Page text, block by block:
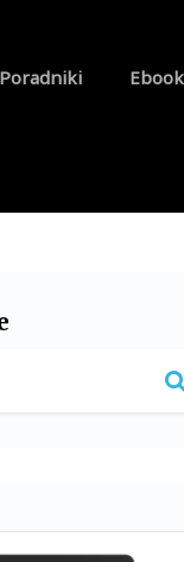
Poradniki